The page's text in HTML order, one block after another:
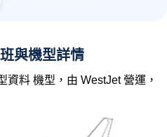
與機型詳情
料 機型，由 WestJet 營運，